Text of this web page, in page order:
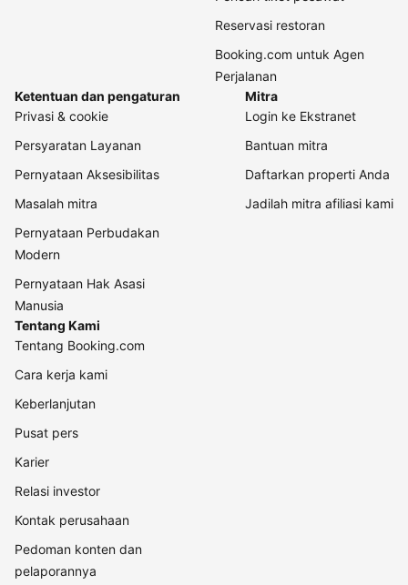
Reservasi restoran
Booking.com untuk Agen
Perjalanan
Ketentuan dan pengaturan
Privasi & cookie
Persyaratan Layanan
Pernyataan Aksesibilitas
Masalah mitra
Pernyataan Perbudakan
Modern
Pernyataan Hak Asasi
Manusia
Mitra
Login ke Ekstranet
Bantuan mitra
Daftarkan properti Anda
Jadilah mitra afiliasi kami
Tentang Kami
Tentang Booking.com
Cara kerja kami
Keberlanjutan
Pusat pers
Karier
Relasi investor
Kontak perusahaan
Pedoman konten dan
pelaporannya